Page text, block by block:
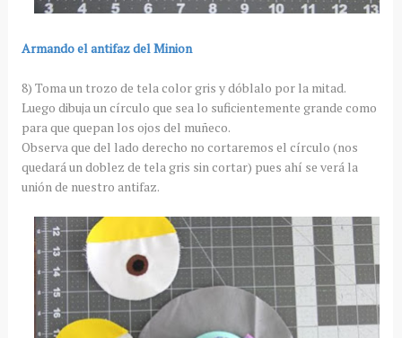
Armando el antifaz del Minion
8) Toma un trozo de tela color gris y dóblalo por la mitad.
Luego dibuja un círculo que sea lo suficientemente grande como
para que quepan los ojos del muñeco.
Observa que del lado derecho no cortaremos el círculo (nos
quedará un doblez de tela gris sin cortar) pues ahí se verá la
unión de nuestro antifaz.